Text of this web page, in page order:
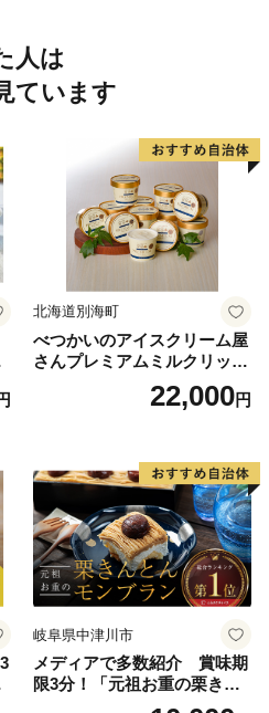
人は
ています
北海道別海町
べつかいのアイスクリーム屋
さんプレミアムミルクリッチ
12個（AP-01）（ 北海道アイ
ス 北海道産アイス アイス ア
道産アイス 道産アイスクリ
ーム ギフト 詰合せ 詰め合わ
せ ふるさと納税 ）
22,000円
岐阜県中津川市
メディアで多数紹介 賞味期
限3分！「元祖お重の栗きん
とんモンブラン」 【未来の